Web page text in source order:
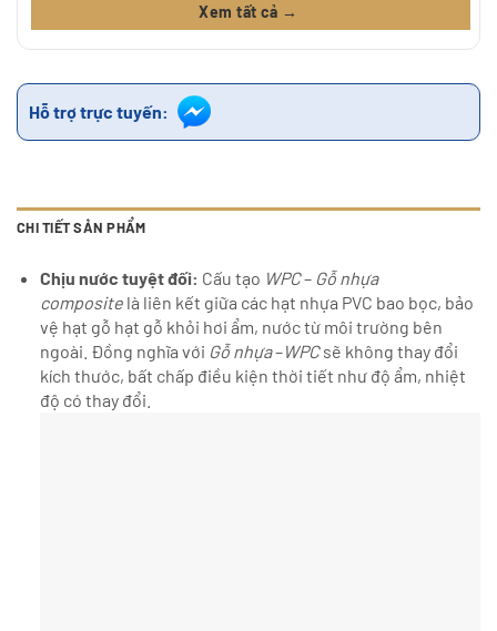
Xem tất cả →
Hỗ trợ trực tuyến:
CHI TIẾT SẢN PHẨM
Chịu nước tuyệt đối: Cấu tạo WPC– Gỗ nhựa
compositelà liên kết giữa các hạt nhựa PVC bao bọc, bảo
vệ hạt gỗ hạt gỗ khỏi hơi ẩm, nước từ môi trường bên
ngoài. Đồng nghĩa với Gỗ nhựa–WPCsẽ không thay đổi
kích thước, bất chấp điều kiện thời tiết như độ ẩm, nhiệt
độ có thay đổi.